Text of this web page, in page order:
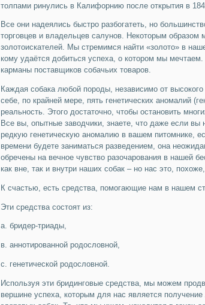
толпами ринулись в Калифорнию после открытия в
Все они надеялись быстро разбогатеть, но
торговцев и владельцев салунов. Некоторым образом
золотоискателей. Мы стремимся найти «золото» в
кому удаётся добиться успеха, о котором мы
карманы поставщиков собачьих товаров.
Каждая собака любой породы, независимо от высокого
себе, по крайней мере, пять генетических аномалий
реальность. Этого достаточно, чтобы остановить
Все вы, опытные заводчики, знаете, что даже если вы
редкую генетическую аномалию в вашем питомнике,
времени будете заниматься разведением, она
обречены на вечное чувство разочарования в нашей
как вне, так и внутри наших собак – но нас это, похоже,
К счастью, есть средства, помогающие нам в нашем
Эти средства состоят из:
а. бридер-триады,
в. аннотированной родословной,
с. генетической родословной.
Используя эти бридинговые средства, мы можем
вершине успеха, которым для нас является